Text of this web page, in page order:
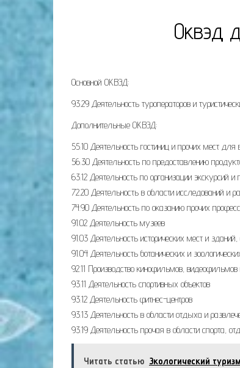
Оквэд
Основной ОКВЭД:
93.29 Деятельность туроператоров и
Дополнительные ОКВЭД:
55.10 Деятельность гостиниц и прочих мест для
56.30 Деятельность по предоставлению
63.12 Деятельность по организации экскурсий и
72.20 Деятельность в области исследований и
74.90 Деятельность по оказанию прочих
91.02 Деятельность музеев
91.03 Деятельность исторических мест и
91.04 Деятельность ботанических и
92.11 Производство кинофильмов,
93.11 Деятельность спортивных объектов
93.12 Деятельность фитнес-центров
93.13 Деятельность в области отдыха и
93.19 Деятельность прочая в области спорта,
Читать статью Экологический